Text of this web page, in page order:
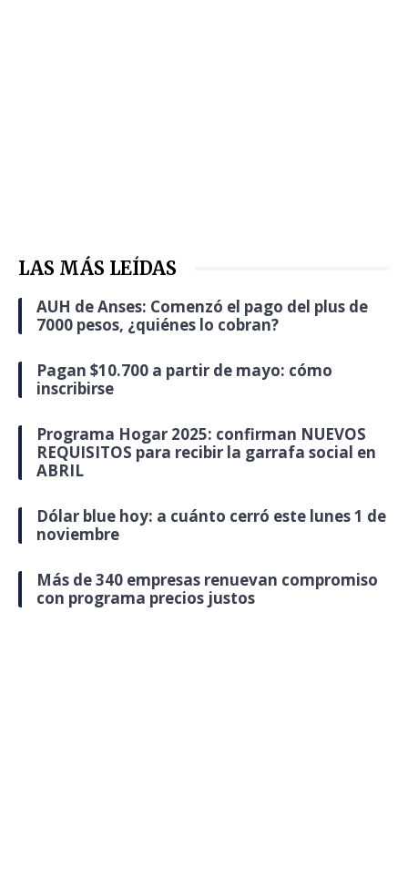
LAS MÁS LEÍDAS
AUH de Anses: Comenzó el pago del plus de
7000 pesos, ¿quiénes lo cobran?
Pagan $10.700 a partir de mayo: cómo
inscribirse
Programa Hogar 2025: confirman NUEVOS
REQUISITOS para recibir la garrafa social en
ABRIL
Dólar blue hoy: a cuánto cerró este lunes 1 de
noviembre
Más de 340 empresas renuevan compromiso
con programa precios justos